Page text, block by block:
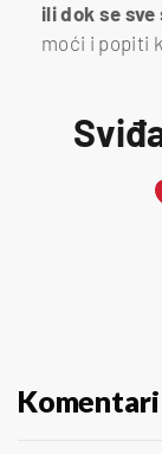
ili dok se
moći i popiti
Komentari